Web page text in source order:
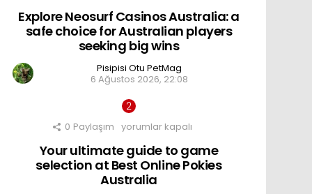
Casinos
Australia:
a
safe
for
Australian
seeking
big
wins
Explore Neosurf Casinos Australia: a
safe choice for Australian players
seeking big wins
Pisipisi Otu PetMag
6 Ağustos 2026, 22:08
0 Paylaşım
Your
guide
to
game
selection
yorumlar kapalı
Your ultimate guide to game
selection at Best Online Pokies
Australia